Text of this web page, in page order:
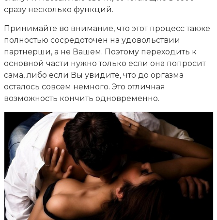
сразу несколько функций.
Принимайте во внимание, что этот процесс также
полностью сосредоточен на удовольствии
партнерши, а не Вашем. Поэтому переходить к
основной части нужно только если она попросит
сама, либо если Вы увидите, что до оргазма
осталось совсем немного. Это отличная
возможность кончить одновременно.